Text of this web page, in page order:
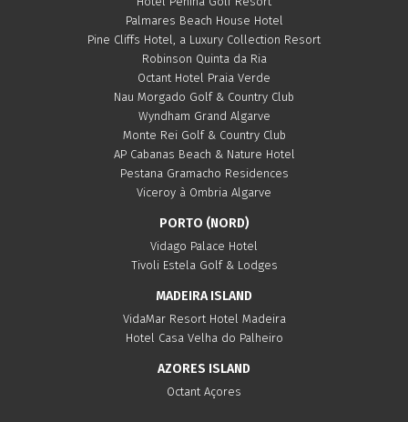
Palmares Beach House Hotel
Pine Cliffs Hotel, a Luxury Collection Resort
Robinson Quinta da Ria
Octant Hotel Praia Verde
Nau Morgado Golf & Country Club
Wyndham Grand Algarve
Monte Rei Golf & Country Club
AP Cabanas Beach & Nature Hotel
Pestana Gramacho Residences
Viceroy à Ombria Algarve
PORTO (NORD)
Vidago Palace Hotel
Tivoli Estela Golf & Lodges
MADEIRA ISLAND
VidaMar Resort Hotel Madeira
Hotel Casa Velha do Palheiro
AZORES ISLAND
Octant Açores